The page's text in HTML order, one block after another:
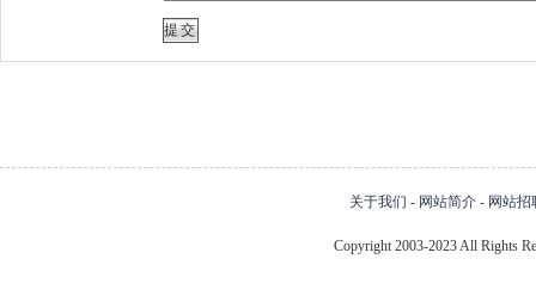
关于我们 - 网站简介 - 网站招
Copyright 2003-2023 All Rights